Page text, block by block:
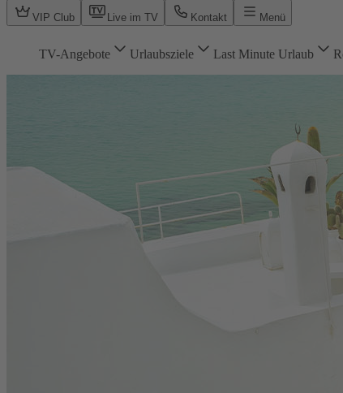
VIP Club Live im TV Kontakt Menü
TV-Angebote Urlaubsziele Last Minute Urlaub